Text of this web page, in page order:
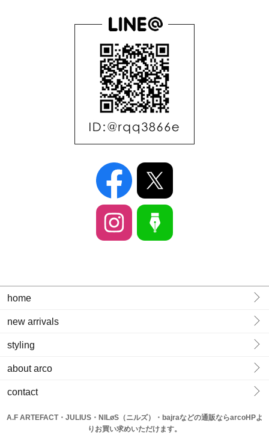
home
new arrivals
styling
about arco
contact
A.F ARTEFACT・JULIUS・NILøS（ニルズ）・bajraなどの通販ならarcoHPよ
りお買い求めいただけます。